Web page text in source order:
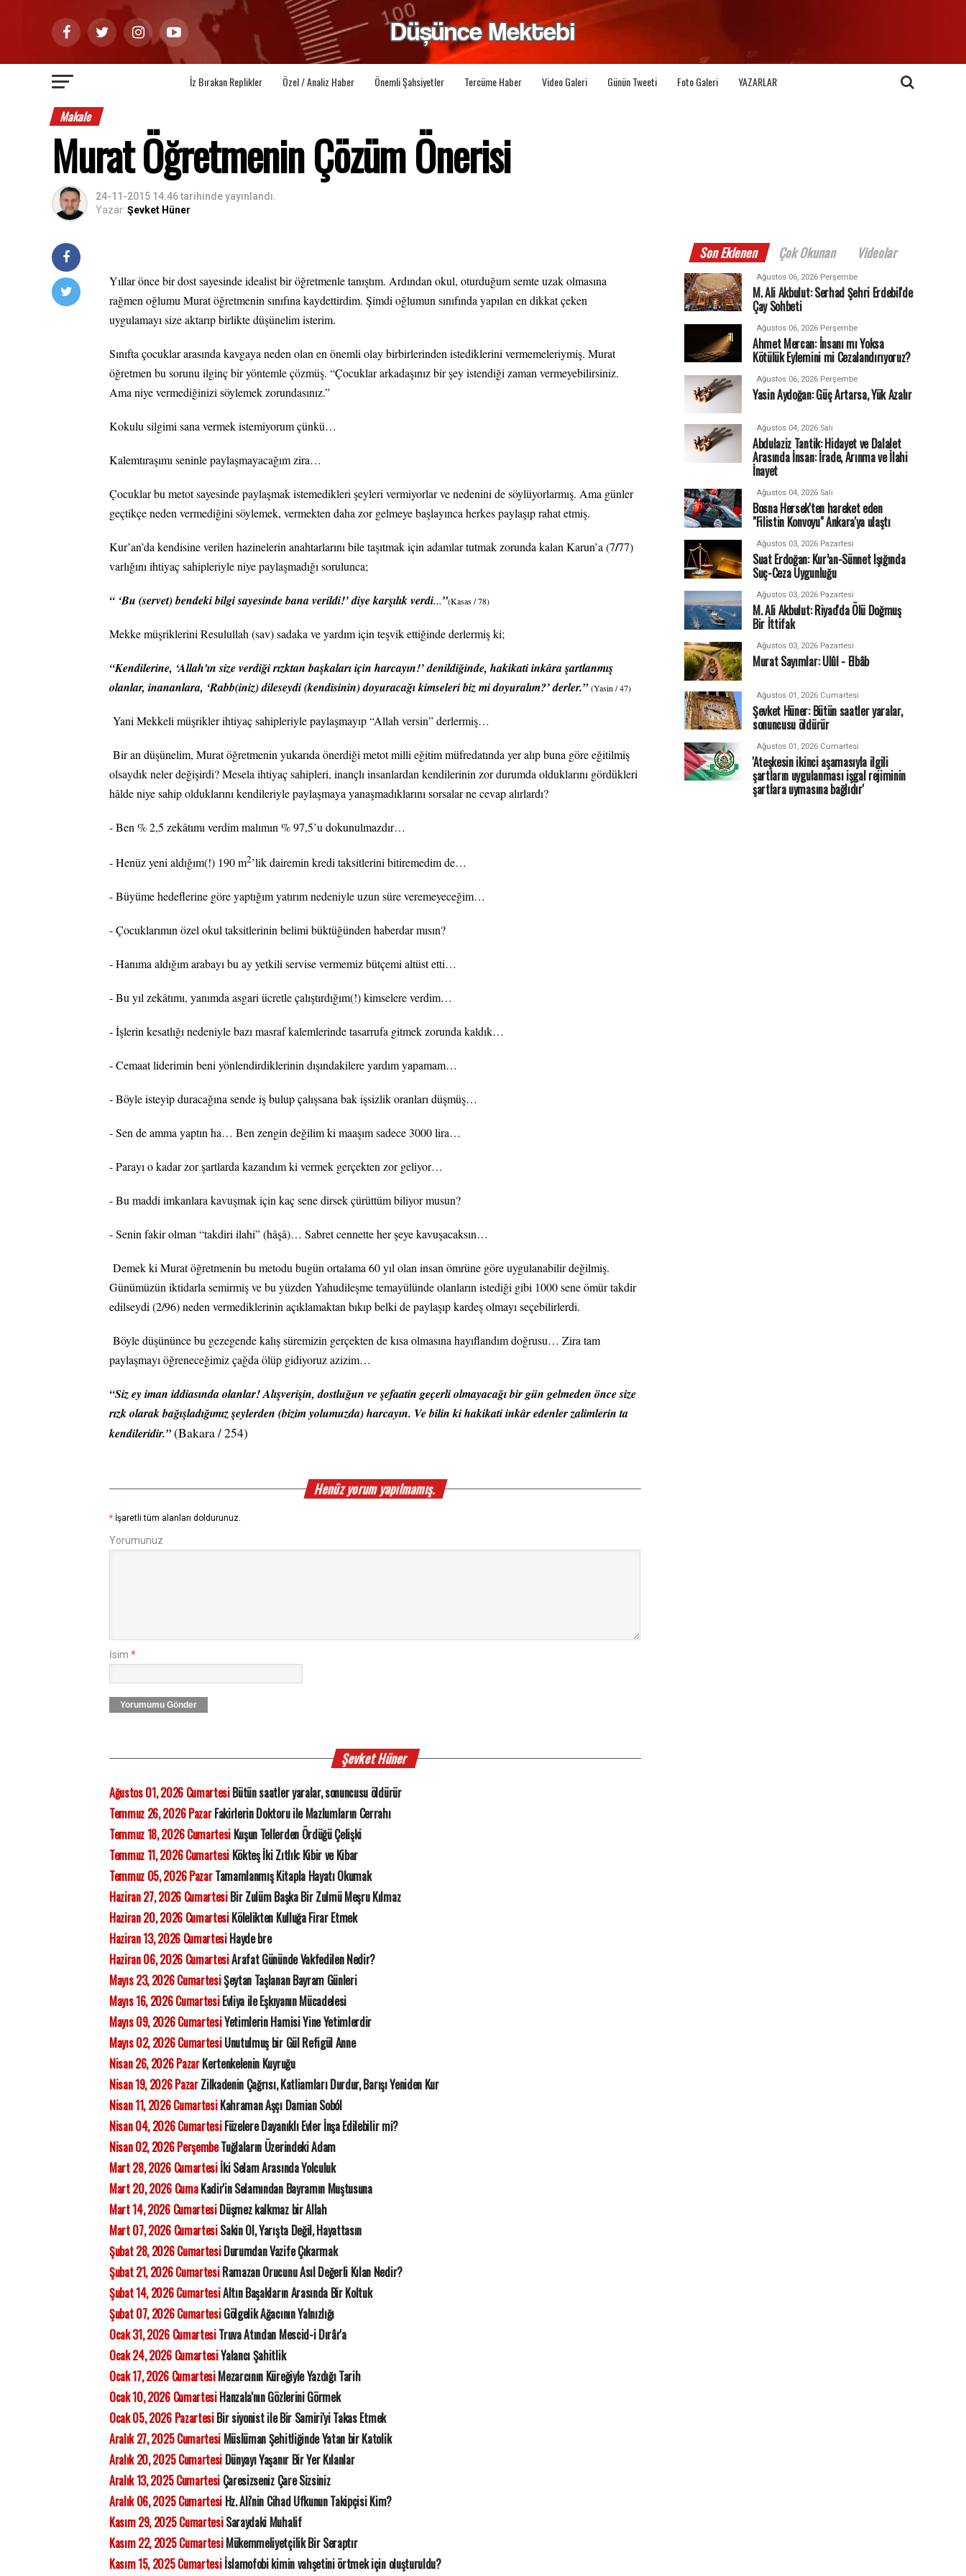
İz Bırakan Replikler Özel / Analiz Haber Önemli Şahsiyetler Tercüme Haber Video Galeri Günün Tweeti Foto Galeri YAZARLAR
Makale
Murat Öğretmenin Çözüm Önerisi
24-11-2015 14:46tarihinde yayınlandı.
Yazar: Şevket Hüner
Yıllar önce bir dost sayesinde idealist bir öğretmenle tanıştım. Ardından okul, oturduğum semte uzak olmasına
rağmen oğlumu Murat öğretmenin sınıfına kaydettirdim. Şimdi oğlumun sınıfında yapılan en dikkat çeken
uygulamayı size aktarıp birlikte düşünelim isterim.
Sınıfta çocuklar arasında kavgaya neden olan en önemli olay birbirlerinden istediklerini vermemeleriymiş. Murat
öğretmen bu sorunu ilginç bir yöntemle çözmüş. “Çocuklar arkadaşınız bir şey istendiği zaman vermeyebilirsiniz.
Ama niye vermediğinizi söylemek zorundasınız.”
Kokulu silgimi sana vermek istemiyorum çünkü…
Kalemtıraşımı seninle paylaşmayacağım zira…
Çocuklar bu metot sayesinde paylaşmak istemedikleri şeyleri vermiyorlar ve nedenini de söylüyorlarmış. Ama günler
geçtikçe neden vermediğini söylemek, vermekten daha zor gelmeye başlayınca herkes paylaşıp rahat etmiş.
Kur’an’da kendisine verilen hazinelerin anahtarlarını bile taşıtmak için adamlar tutmak zorunda kalan Karun’a (7/77)
varlığını ihtiyaç sahipleriyle niye paylaşmadığı sorulunca;
“ ‘Bu (servet) bendeki bilgi sayesinde bana verildi!’ diye karşılık verdi…”(Kasas / 78)
Mekke müşriklerini Resulullah (sav) sadaka ve yardım için teşvik ettiğinde derlermiş ki;
“Kendilerine, ‘Allah'ın size verdiği rızktan başkaları için harcayın!’ denildiğinde, hakikati inkâra şartlanmış
olanlar, inananlara, ‘Rabb(iniz) dileseydi (kendisinin) doyuracağı kimseleri biz mi doyuralım?’ derler.” (Yasin / 47)
Yani Mekkeli müşrikler ihtiyaç sahipleriyle paylaşmayıp “Allah versin” derlermiş…
Bir an düşünelim, Murat öğretmenin yukarıda önerdiği metot milli eğitim müfredatında yer alıp buna göre eğitilmiş
olsaydık neler değişirdi? Mesela ihtiyaç sahipleri, inançlı insanlardan kendilerinin zor durumda olduklarını gördükleri
hâlde niye sahip olduklarını kendileriyle paylaşmaya yanaşmadıklarını sorsalar ne cevap alırlardı?
- Ben % 2,5 zekâtımı verdim malımın % 97,5’u dokunulmazdır…
- Henüz yeni aldığım(!) 190 m2’lik dairemin kredi taksitlerini bitiremedim de…
- Büyüme hedeflerine göre yaptığım yatırım nedeniyle uzun süre veremeyeceğim…
- Çocuklarımın özel okul taksitlerinin belimi büktüğünden haberdar mısın?
- Hanıma aldığım arabayı bu ay yetkili servise vermemiz bütçemi altüst etti…
- Bu yıl zekâtımı, yanımda asgari ücretle çalıştırdığım(!) kimselere verdim…
- İşlerin kesatlığı nedeniyle bazı masraf kalemlerinde tasarrufa gitmek zorunda kaldık…
- Cemaat liderimin beni yönlendirdiklerinin dışındakilere yardım yapamam…
- Böyle isteyip duracağına sende iş bulup çalışsana bak işsizlik oranları düşmüş…
- Sen de amma yaptın ha… Ben zengin değilim ki maaşım sadece 3000 lira…
- Parayı o kadar zor şartlarda kazandım ki vermek gerçekten zor geliyor…
- Bu maddi imkanlara kavuşmak için kaç sene dirsek çürüttüm biliyor musun?
- Senin fakir olman “takdiri ilahi” (hâşâ)… Sabret cennette her şeye kavuşacaksın…
Demek ki Murat öğretmenin bu metodu bugün ortalama 60 yıl olan insan ömrüne göre uygulanabilir değilmiş.
Günümüzün iktidarla semirmiş ve bu yüzden Yahudileşme temayülünde olanların istediği gibi 1000 sene ömür takdir
edilseydi (2/96) neden vermediklerinin açıklamaktan bıkıp belki de paylaşıp kardeş olmayı seçebilirlerdi.
Böyle düşününce bu gezegende kalış süremizin gerçekten de kısa olmasına hayıflandım doğrusu… Zira tam
paylaşmayı öğreneceğimiz çağda ölüp gidiyoruz azizim…
“Siz ey iman iddiasında olanlar! Alışverişin, dostluğun ve şefaatin geçerli olmayacağı bir gün gelmeden önce size
rızk olarak bağışladığımız şeylerden (bizim yolumuzda) harcayın. Ve bilin ki hakikati inkâr edenler zalimlerin ta
kendileridir.”(Bakara / 254)
Henüz yorum yapılmamış.
* İşaretli tüm alanları doldurunuz.
Yorumunuz
İsim *
Yorumumu Gönder
Şevket Hüner
Ağustos 01, 2026 CumartesiBütün saatler yaralar, sonuncusu öldürür
Temmuz 26, 2026 PazarFakirlerin Doktoru ile Mazlumların Cerrahı
Temmuz 18, 2026 Cumartesi Kuşun Tellerden Ördüğü Çelişki
Temmuz 11, 2026 Cumartesi Kökteş İki Zıtlık: Kibir ve Kibar
Temmuz 05, 2026 PazarTamamlanmış Kitapla Hayatı Okumak
Haziran 27, 2026 CumartesiBir Zulüm Başka Bir Zulmü Meşru Kılmaz
Haziran 20, 2026 CumartesiKölelikten Kulluğa Firar Etmek
Haziran 13, 2026 CumartesiHayde bre
Haziran 06, 2026 CumartesiArafat Gününde Vakfedilen Nedir?
Mayıs 23, 2026 CumartesiŞeytan Taşlanan Bayram Günleri
Mayıs 16, 2026 CumartesiEvliya ile Eşkıyanın Mücadelesi
Mayıs 09, 2026 CumartesiYetimlerin Hamisi Yine Yetimlerdir
Mayıs 02, 2026 CumartesiUnutulmuş bir Gül Refigül Anne
Nisan 26, 2026 PazarKertenkelenin Kuyruğu
Nisan 19, 2026 PazarZilkadenin Çağrısı, Katliamları Durdur, Barışı Yeniden Kur
Nisan 11, 2026 CumartesiKahraman Aşçı Damian Soból
Nisan 04, 2026 CumartesiFüzelere Dayanıklı Evler İnşa Edilebilir mi?
Nisan 02, 2026 PerşembeTuğlaların Üzerindeki Adam
Mart 28, 2026 Cumartesiİki Selam Arasında Yolculuk
Mart 20, 2026 CumaKadir'in Selamından Bayramın Muştusuna
Mart 14, 2026 CumartesiDüşmez kalkmaz bir Allah
Mart 07, 2026 CumartesiSakin Ol, Yarışta Değil, Hayattasın
Şubat 28, 2026 CumartesiDurumdan Vazife Çıkarmak
Şubat 21, 2026 CumartesiRamazan Orucunu Asıl Değerli Kılan Nedir?
Şubat 14, 2026 CumartesiAltın Başakların Arasında Bir Koltuk
Şubat 07, 2026 CumartesiGölgelik Ağacının Yalnızlığı
Ocak 31, 2026 CumartesiTruva Atından Mescid-i Dırâr'a
Ocak 24, 2026 CumartesiYalancı Şahitlik
Ocak 17, 2026 CumartesiMezarcının Küreğiyle Yazdığı Tarih
Ocak 10, 2026 CumartesiHanzala'nın Gözlerini Görmek
Ocak 05, 2026 PazartesiBir siyonist ile Bir Samiri'yi Takas Etmek
Aralık 27, 2025 Cumartesi Müslüman Şehitliğinde Yatan bir Katolik
Aralık 20, 2025 Cumartesi Dünyayı Yaşanır Bir Yer Kılanlar
Aralık 13, 2025 Cumartesi Çaresizseniz Çare Sizsiniz
Aralık 06, 2025 Cumartesi Hz. Ali'nin Cihad Ufkunun Takipçisi Kim?
Kasım 29, 2025 CumartesiSaraydaki Muhalif
Kasım 22, 2025 CumartesiMükemmeliyetçilik Bir Seraptır
Kasım 15, 2025 Cumartesiİslamofobi kimin vahşetini örtmek için oluşturuldu?
Son Eklenen Çok Okunan Videolar
Ağustos 06, 2026 Perşembe
M. Ali Akbulut: Serhad Şehri Erdebil'de
Çay Sohbeti
Ağustos 06, 2026 Perşembe
Ahmet Mercan: İnsanı mı Yoksa
Kötülük Eylemini mi Cezalandırıyoruz?
Ağustos 06, 2026 Perşembe
Yasin Aydoğan: Güç Artarsa, Yük Azalır
Ağustos 04, 2026 Salı
Abdulaziz Tantik: Hidayet ve Dalalet
Arasında İnsan: İrade, Arınma ve İlahi
İnayet
Ağustos 04, 2026 Salı
Bosna Hersek'ten hareket eden
"Filistin Konvoyu" Ankara'ya ulaştı
Ağustos 03, 2026 Pazartesi
Suat Erdoğan: Kur’an-Sünnet Işığında
Suç-Ceza Uygunluğu
Ağustos 03, 2026 Pazartesi
M. Ali Akbulut: Riyad'da Ölü Doğmuş
Bir İttifak
Ağustos 03, 2026 Pazartesi
Murat Sayımlar: Ulûl - Elbâb
Ağustos 01, 2026 Cumartesi
Şevket Hüner: Bütün saatler yaralar,
sonuncusu öldürür
Ağustos 01, 2026 Cumartesi
'Ateşkesin ikinci aşamasıyla ilgili
şartların uygulanması işgal rejiminin
şartlara uymasına bağlıdır'